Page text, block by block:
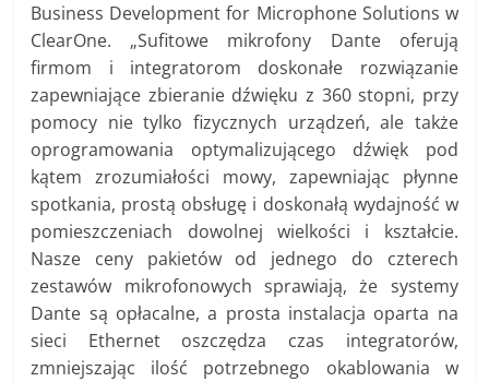
Business Development for Microphone Solutions w
ClearOne. „Sufitowe mikrofony Dante oferują
firmom i integratorom doskonałe rozwiązanie
zapewniające zbieranie dźwięku z 360 stopni, przy
pomocy nie tylko fizycznych urządzeń, ale także
oprogramowania optymalizującego dźwięk pod
kątem zrozumiałości mowy, zapewniając płynne
spotkania, prostą obsługę i doskonałą wydajność w
pomieszczeniach dowolnej wielkości i kształcie.
Nasze ceny pakietów od jednego do czterech
zestawów mikrofonowych sprawiają, że systemy
Dante są opłacalne, a prosta instalacja oparta na
sieci Ethernet oszczędza czas integratorów,
zmniejszając ilość potrzebnego okablowania w